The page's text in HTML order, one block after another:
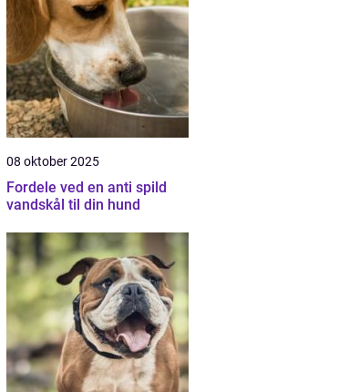
08 oktober 2025
Fordele ved en anti spild
vandskål til din hund